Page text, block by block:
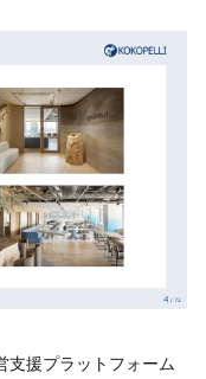
支援プラットフォーム